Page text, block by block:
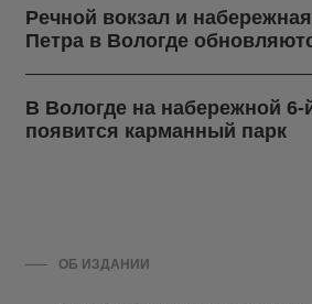
Речной вокзал и
Петра в Вологде
В Вологде на набережной
появится карманный парк
ОБ ИЗДАНИИ